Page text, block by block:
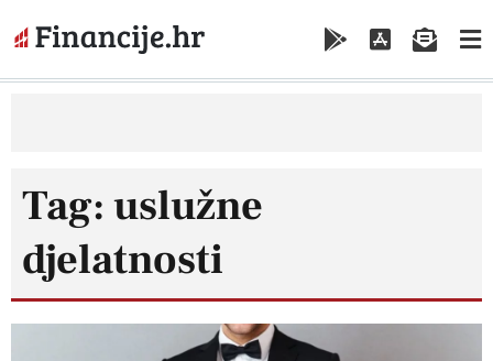
Tag: uslužne
djelatnosti